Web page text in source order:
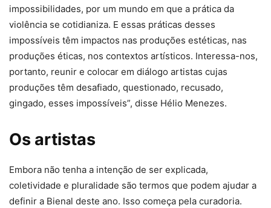
impossibilidades, por um mundo em que a prática da
violência se cotidianiza. E essas práticas desses
impossíveis têm impactos nas produções estéticas, nas
produções éticas, nos contextos artísticos. Interessa-nos,
portanto, reunir e colocar em diálogo artistas cujas
produções têm desafiado, questionado, recusado,
gingado, esses impossíveis”, disse Hélio Menezes.
Os artistas
Embora não tenha a intenção de ser explicada,
coletividade e pluralidade são termos que podem ajudar a
definir a Bienal deste ano. Isso começa pela curadoria.